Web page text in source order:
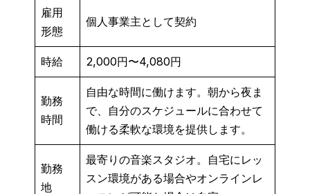
雇用
形態
個人事業主として契約
時給 2,000円〜4,080円
勤務
時間
自由な時間に働けます。朝から夜ま
で、自分のスケジュールに合わせて
働ける柔軟な環境を提供します。
勤務
地
最寄りの音楽スタジオ。自宅にレッ
スン環境がある場合やオンラインレ